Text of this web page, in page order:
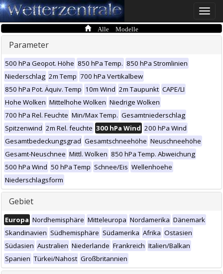
Toggle
Alle Modelle
Parameter
500 hPa Geopot. Höhe 850 hPa Temp. 850 hPa Stromlinien
Niederschlag 2m Temp 700 hPa Vertikalbew
850 hPa Pot. Äquiv. Temp 10m Wind 2m Taupunkt CAPE/LI
Hohe Wolken Mittelhohe Wolken Niedrige Wolken
700 hPa Rel. Feuchte Min/Max Temp. Gesamtniederschlag
Spitzenwind 2m Rel. feuchte 300 hPa Wind 200 hPa Wind
Gesamtbedeckungsgrad Gesamtschneehöhe Neuschneehöhe
Gesamt-Neuschnee Mittl. Wolken 850 hPa Temp. Abweichung
500 hPa Wind 50 hPa Temp Schnee/Eis Wellenhoehe
Niederschlagsform
Gebiet
Europa Nordhemisphäre Mitteleuropa Nordamerika Dänemark
Skandinavien Südhemisphäre Südamerika Afrika Ostasien
Südasien Australien Niederlande Frankreich Italien/Balkan
Spanien Türkei/Nahost Großbritannien